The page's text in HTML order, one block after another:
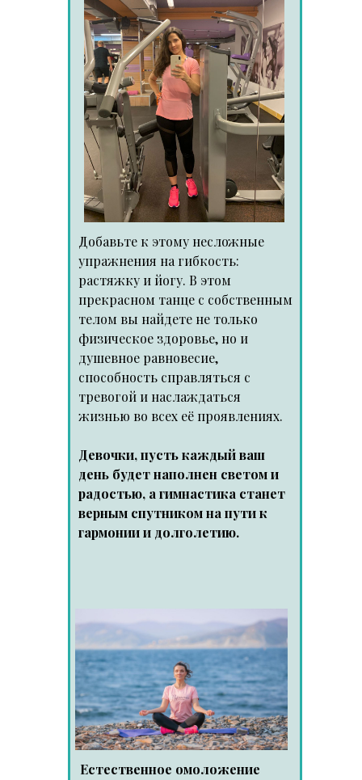
Добавьте к этому несложные
упражнения на гибкость:
растяжку и йогу. В этом
прекрасном танце с собственным
телом вы найдете не только
физическое здоровье, но и
душевное равновесие,
способность справляться с
тревогой и наслаждаться
жизнью во всех её проявлениях.
Девочки, пусть каждый ваш
день будет наполнен светом и
радостью, а гимнастика станет
верным спутником на пути к
гармонии и долголетию.
Естественное омоложение